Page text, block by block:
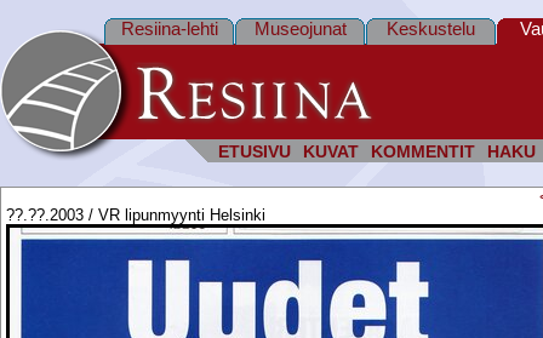
ETUSIVU KUVAT KOMMENTIT HAKU
Resiina-lehti Museojunat Keskustelu
??.??.2003 / VR lipunmyynti Helsinki